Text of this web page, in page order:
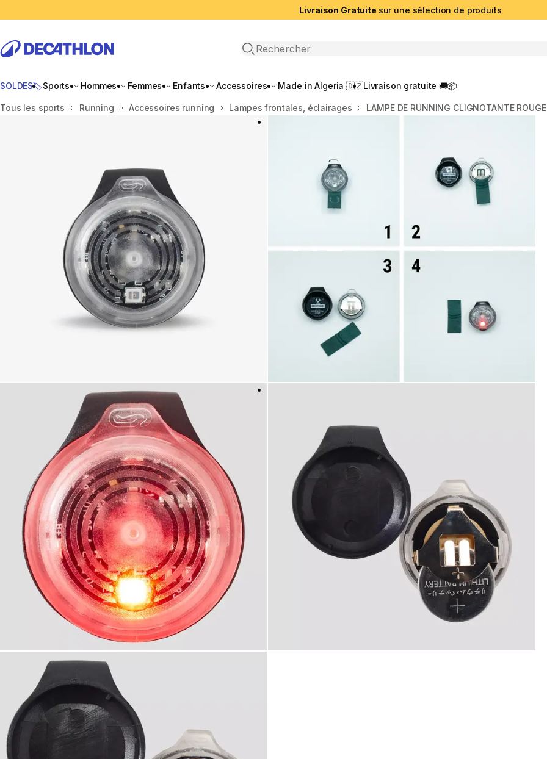
Livraison Gratuite sur une sélection de produits
Recherche ouverte
SOLDES🏷️Sports Hommes Femmes Enfants Accessoires Made in Algeria 🇩🇿Livraison gratuite 🚚📦
Accueil
Tous les sports Running Accessoires running Lampes frontales, éclairages LAMPE DE RUNNING CLIGNOTANTE ROUGE